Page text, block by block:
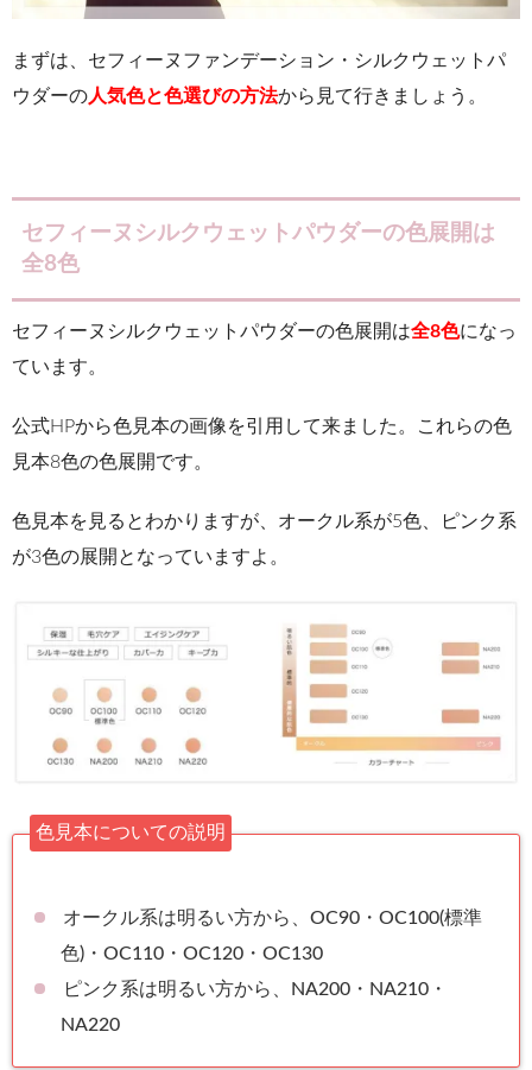
まずは、セフィーヌファンデーション・シルクウェットパ
ウダーの人気色と色選びの方法から見て行きましょう。
セフィーヌシルクウェットパウダーの色展開は
全8色
セフィーヌシルクウェットパウダーの色展開は全8色になっ
ています。
公式HPから色見本の画像を引用して来ました。これらの色
見本8色の色展開です。
色見本を見るとわかりますが、オークル系が5色、ピンク系
が3色の展開となっていますよ。
色見本についての説明
オークル系は明るい方から、OC90・OC100(標準
色)・OC110・OC120・OC130
ピンク系は明るい方から、NA200・NA210・
NA220